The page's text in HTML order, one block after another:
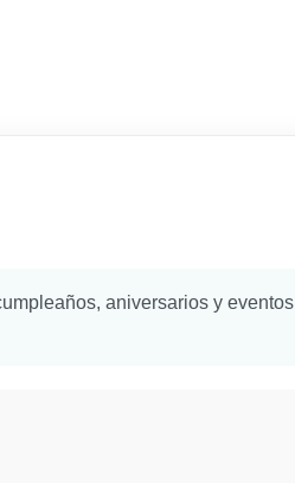
aniversarios y eventos